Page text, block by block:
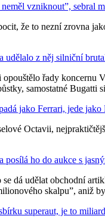
vzniknout”, sebral
že to nezní zrovna
z něj silniční
řady koncernu
samostatné Bugatti
jako Ferrari, jede
Octavii,
posílá ho do aukce s
se dá udělat obchodní
skalpu”, aniž
superaut, je to